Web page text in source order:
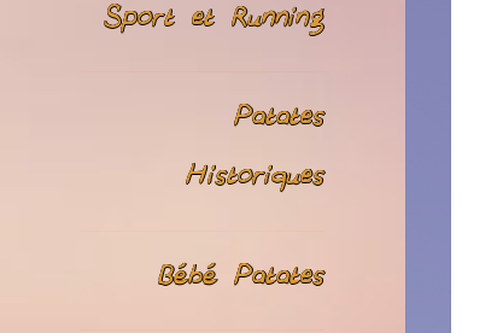
Sport et Running
Patates
Historiques
Bébé Patates